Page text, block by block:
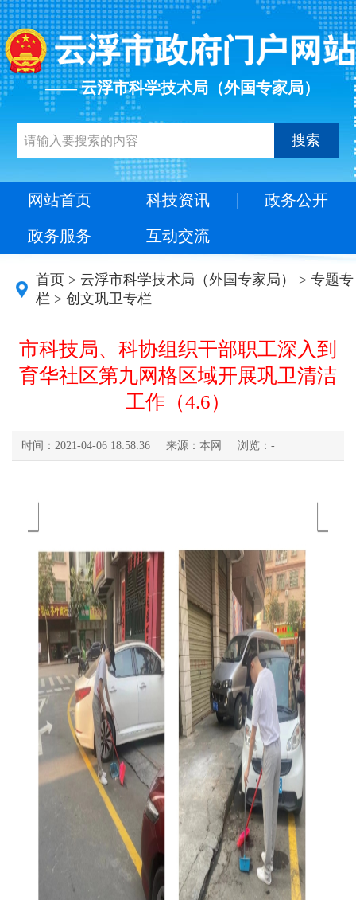
—— 云浮市科学技术局（外国专家局）
搜索
网站首页 科技资讯 政务公开
政务服务 互动交流
首页 > 云浮市科学技术局（外国专家局） > 专题专
栏 > 创文巩卫专栏
市科技局、科协组织干部职工深入到
育华社区第九网格区域开展巩卫清洁
工作（4.6）
时间：2021-04-06 18:58:36 来源：本网 浏览： -